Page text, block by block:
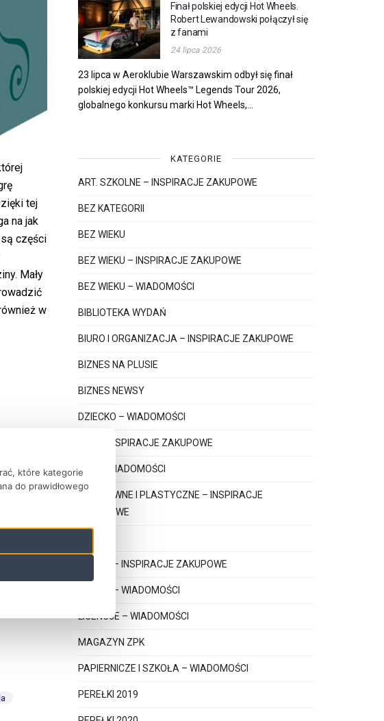
tej
na jak
części
Mały
w
Finał polskiej edycji Hot Wheels.
Robert Lewandowski połączył się
z fanami
24 lipca 2026
23 lipca w Aeroklubie Warszawskim odbył się finał
polskiej edycji Hot Wheels™ Legends Tour 2026,
globalnego konkursu marki Hot Wheels,...
KATEGORIE
ART. SZKOLNE – INSPIRACJE ZAKUPOWE
BEZ KATEGORII
BEZ WIEKU
BEZ WIEKU – INSPIRACJE ZAKUPOWE
BEZ WIEKU – WIADOMOŚCI
BIBLIOTEKA WYDAŃ
BIURO I ORGANIZACJA – INSPIRACJE ZAKUPOWE
BIZNES NA PLUSIE
BIZNES NEWSY
DZIECKO – WIADOMOŚCI
GRY – INSPIRACJE ZAKUPOWE
GRY – WIADOMOŚCI
KREATYWNE I PLASTYCZNE – INSPIRACJE
ZAKUPOWE
KSIĄŻKI – INSPIRACJE ZAKUPOWE
KSIĄŻKI – WIADOMOŚCI
LICENCJE – WIADOMOŚCI
MAGAZYN ZPK
PAPIERNICZE I SZKOŁA – WIADOMOŚCI
PEREŁKI 2019
które kategorie
do prawidłowego